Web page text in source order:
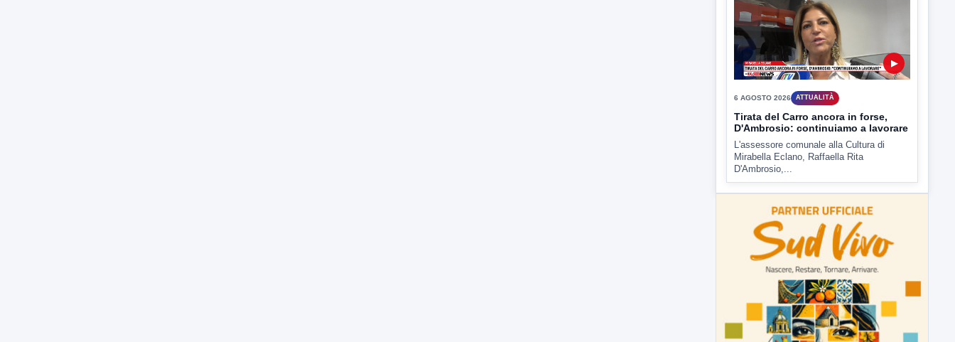
6 AGOSTO 2026 ATTUALITÀ
Tirata del Carro ancora in forse,
D'Ambrosio: continuiamo a lavorare
L'assessore comunale alla Cultura di
Mirabella Eclano, Raffaella Rita
D'Ambrosio,...